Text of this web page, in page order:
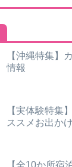
【沖縄特集】
情報
【実体験特集
ススメお出かけ
【全10か所宿